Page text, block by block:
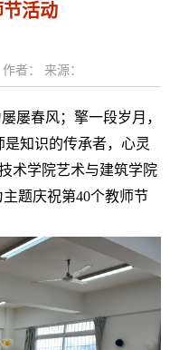
活动
者： 来源：
屡春风；擎一段岁月，
知识的传承者，心灵
术学院艺术与建筑学院
题庆祝第40个教师节